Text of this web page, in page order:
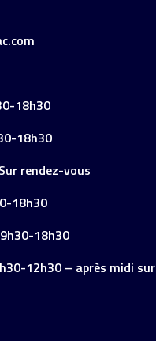
18h30
18h30
rendez-vous
18h30
18h30
12h30 – après midi sur